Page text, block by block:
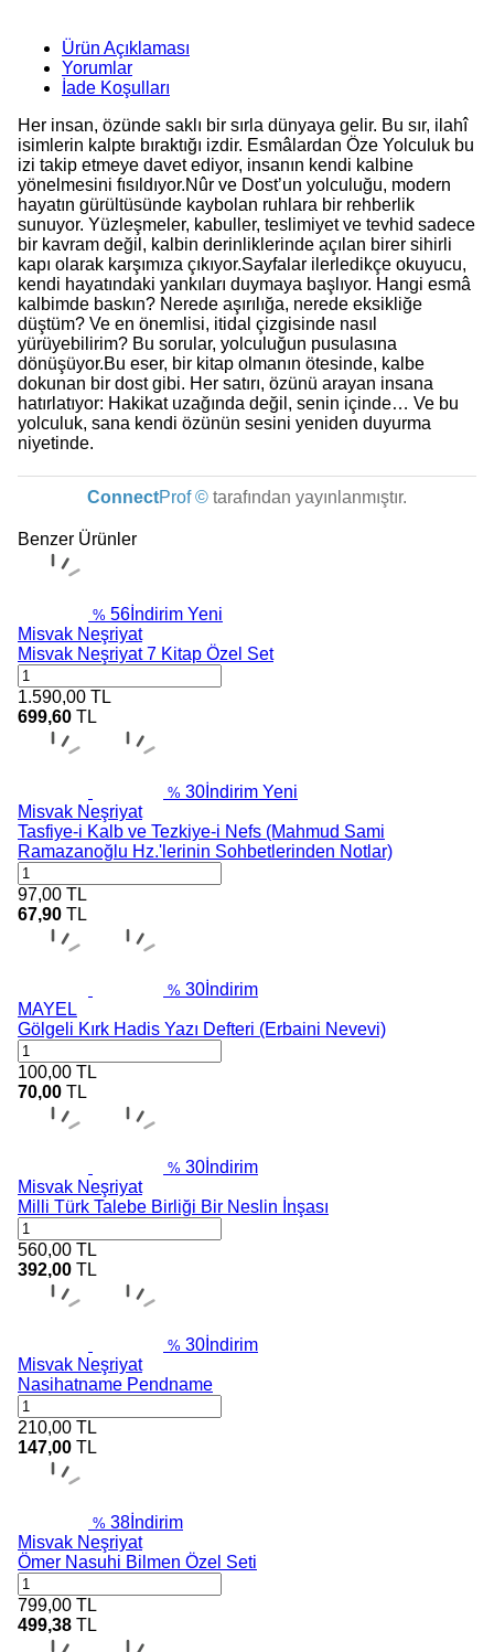
Ürün Açıklaması
Yorumlar
İade Koşulları
Her insan, özünde saklı bir sırla dünyaya gelir. Bu sır, ilahî
isimlerin kalpte bıraktığı izdir. Esmâlardan Öze Yolculuk bu
izi takip etmeye davet ediyor, insanın kendi kalbine
yönelmesini fısıldıyor.Nûr ve Dost’un yolculuğu, modern
hayatın gürültüsünde kaybolan ruhlara bir rehberlik
sunuyor. Yüzleşmeler, kabuller, teslimiyet ve tevhid sadece
bir kavram değil, kalbin derinliklerinde açılan birer sihirli
kapı olarak karşımıza çıkıyor.Sayfalar ilerledikçe okuyucu,
kendi hayatındaki yankıları duymaya başlıyor. Hangi esmâ
kalbimde baskın? Nerede aşırılığa, nerede eksikliğe
düştüm? Ve en önemlisi, itidal çizgisinde nasıl
yürüyebilirim? Bu sorular, yolculuğun pusulasına
dönüşüyor.Bu eser, bir kitap olmanın ötesinde, kalbe
dokunan bir dost gibi. Her satırı, özünü arayan insana
hatırlatıyor: Hakikat uzağında değil, senin içinde… Ve bu
yolculuk, sana kendi özünün sesini yeniden duyurma
niyetinde.
ConnectProf © tarafından yayınlanmıştır.
Benzer Ürünler
% 56 İndirim Yeni
Misvak Neşriyat
Misvak Neşriyat 7 Kitap Özel Set
1.590,00 TL
699,60 TL
% 30 İndirim Yeni
Misvak Neşriyat
Tasfiye-i Kalb ve Tezkiye-i Nefs (Mahmud Sami
Ramazanoğlu Hz.'lerinin Sohbetlerinden Notlar)
97,00 TL
67,90 TL
% 30 İndirim
MAYEL
Gölgeli Kırk Hadis Yazı Defteri (Erbaini Nevevi)
100,00 TL
70,00 TL
% 30 İndirim
Misvak Neşriyat
Milli Türk Talebe Birliği Bir Neslin İnşası
560,00 TL
392,00 TL
% 30 İndirim
Misvak Neşriyat
Nasihatname Pendname
210,00 TL
147,00 TL
% 38 İndirim
Misvak Neşriyat
Ömer Nasuhi Bilmen Özel Seti
799,00 TL
499,38 TL